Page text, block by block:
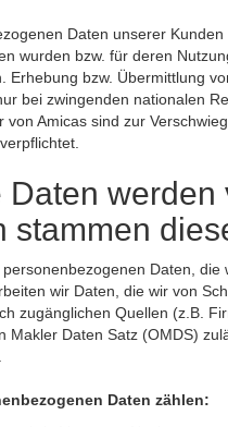
Daten unserer
wurden bzw. für deren
Erhebung bzw. Übermittlung
bei zwingenden nationalen
von Amicas sind zur
Daten
stammen
Daten,
wir Daten, die wir von
zugänglichen Quellen (z.B.
Makler Daten Satz (OMDS)
Daten zählen: